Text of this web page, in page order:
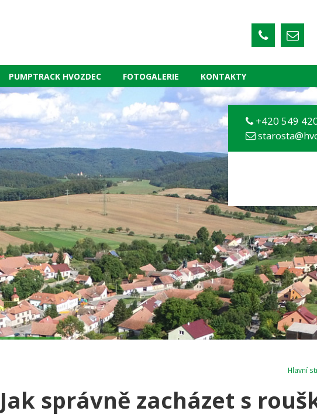
PUMPTRACK HVOZDEC FOTOGALERIE KONTAKTY
+420 549
Hlavní
Jak správně zacházet s